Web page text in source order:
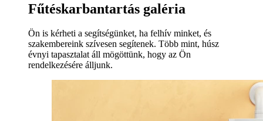
Fűtéskarbantartás galéria
Ön is kérheti a segítségünket, ha felhív minket, és
szakembereink szívesen segítenek. Több mint, húsz
évnyi tapasztalat áll mögöttünk, hogy az Ön
rendelkezésére álljunk.